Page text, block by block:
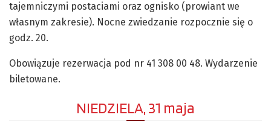
tajemniczymi postaciami oraz ognisko (prowiant we
własnym zakresie). Nocne zwiedzanie rozpocznie się o
godz. 20.
Obowiązuje rezerwacja pod nr 41 308 00 48. Wydarzenie
biletowane.
NIEDZIELA, 31 maja